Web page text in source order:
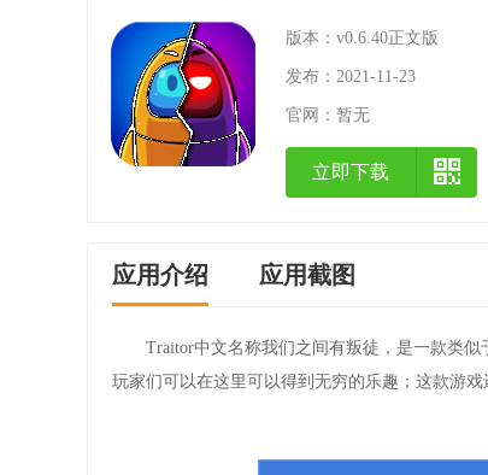
版本：v0.6.40正文版
发布：2021-11-23
官网： 暂无
立即下载
应用介绍 应用截图
Traitor中文名称我们之间有叛徒，是一款类
玩家们可以在这里可以得到无穷的乐趣；这款游